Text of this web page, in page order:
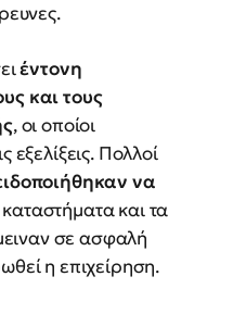
έντονη
και τους
, οι οποίοι
Πολλοί
να
και τα
σε ασφαλή
η επιχείρηση.